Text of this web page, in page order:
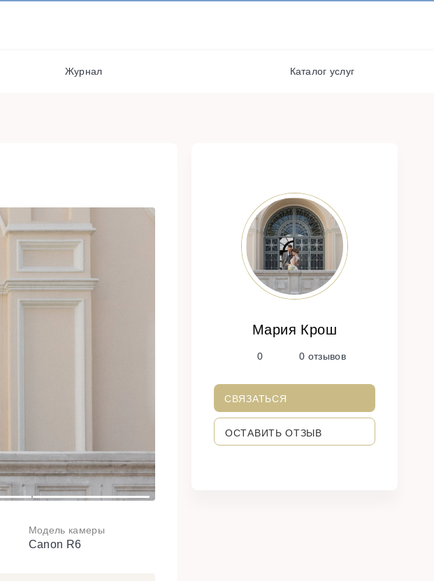
Журнал Каталог услуг
5
Модель камеры
Canon R6
Мария Крош
0 0 отзывов
СВЯЗАТЬСЯ
ОСТАВИТЬ ОТЗЫВ